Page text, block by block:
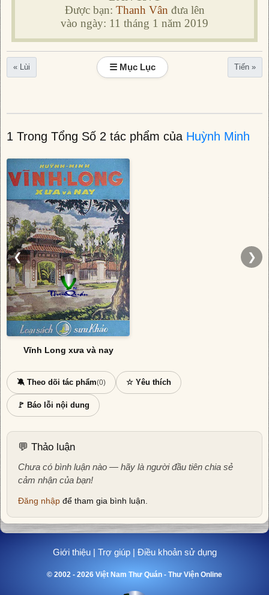
Được bạn: Thanh Vân đưa lên
vào ngày: 11 tháng 1 năm 2019
« Lùi ☰ Mục Lục Tiến »
1 Trong Tổng Số 2 tác phẩm của Huỳnh Minh
❮
Vĩnh Long xưa và nay
❯
🔕 Theo dõi tác phẩm(0) ☆ Yêu thích
🚩 Báo lỗi nội dung
💬 Thảo luận
Chưa có bình luận nào — hãy là người đầu tiên chia sẻ
cảm nhận của bạn!
Đăng nhập để tham gia bình luận.
Giới thiệu| Trợ giúp| Điều khoản sử dụng
© 2002 - 2026 Việt Nam Thư Quán - Thư Viện Online